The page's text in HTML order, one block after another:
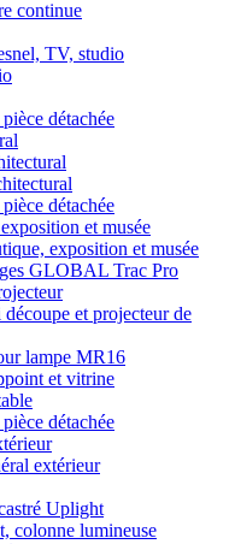
continue
TV, studio
détachée
détachée
et musée
exposition et musée
GLOBAL Trac Pro
et projecteur de
lampe MR16
et vitrine
détachée
extérieur
Uplight
colonne lumineuse